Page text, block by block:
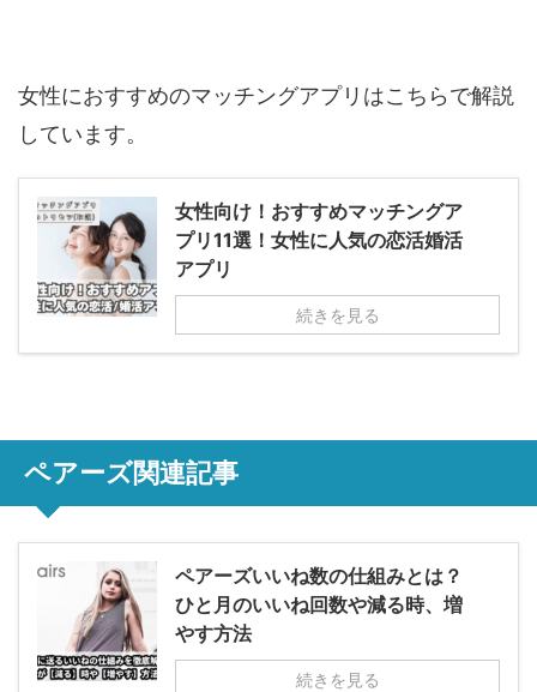
女性におすすめのマッチングアプリはこちらで解説
しています。
女性向け！おすすめマッチングア
プリ11選！女性に人気の恋活婚活
アプリ
続きを見る
ペアーズ関連記事
ペアーズいいね数の仕組みとは？
ひと月のいいね回数や減る時、増
やす方法
続きを見る